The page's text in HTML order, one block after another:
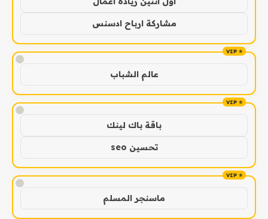
مشاركة ارباح ادسنس
!
عالم الشباب
!
باقة باك لينك
تحسين seo
!
ماسنجر المسلم